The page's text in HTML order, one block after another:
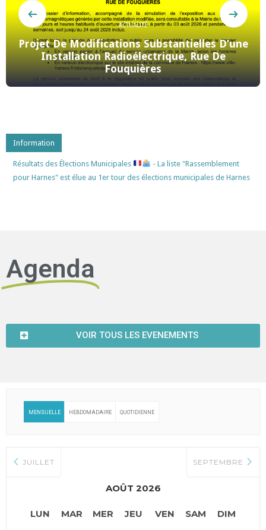
ACTUALITÉ
Information
Résultats des Élections Municipales
- La liste "Rassemblement
pour Harnes" est élue au 1er tour des élections municipales de Harnes
Agenda
VOIR TOUS LES EVENEMENTS
MENSUELLE HEBDOMADAIRE QUOTIDIENNE
JUILLET
AOÛT 2026
SEPTEMBRE
LUN MAR MER JEU VEN SAM DIM